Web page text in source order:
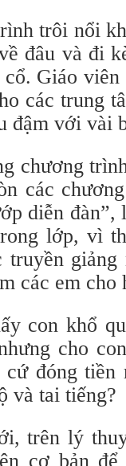
trôi nổi
đâu và đi
Giáo
các trung
đậm với vài
chương
các
diễn
lớp, vì
các em cho
con khổ
cho
đóng tiền
và tai tiếng?
trên lý
cơ bản